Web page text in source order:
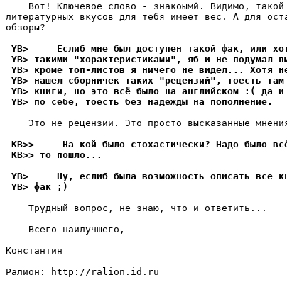
Вот! Ключевое слово - знакоымй. Видимо,
литературных вкусов для тебя имеет вес. А для
обзоры?
YB>     Еслиб мне был доступен такой фак, или
YB> такими "хорактеристиками", яб и не подумал
YB> кроме топ-листов я ничего не видел... Хотя
YB> нашел сборничек таких "рецензий", тоесть
YB> книги, но это всё было на английском :( да и
YB> по себе, тоесть без надежды на пополнение.
Это не рецензии. Это просто высказанные
KB>>     На кой было стохастически? Надо было
KB>> то пошло...
YB>     Ну, еслиб была возможность описать все
YB> фак ;)
    Трудный вопрос, не знаю, что и ответить...
    Всего наилучшего,
Константин
Ралион: http://ralion.id.ru